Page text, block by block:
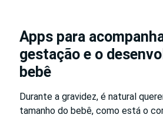
Apps para
gestação e o
bebê
Durante a gravidez, é natural
tamanho do bebê, como está o